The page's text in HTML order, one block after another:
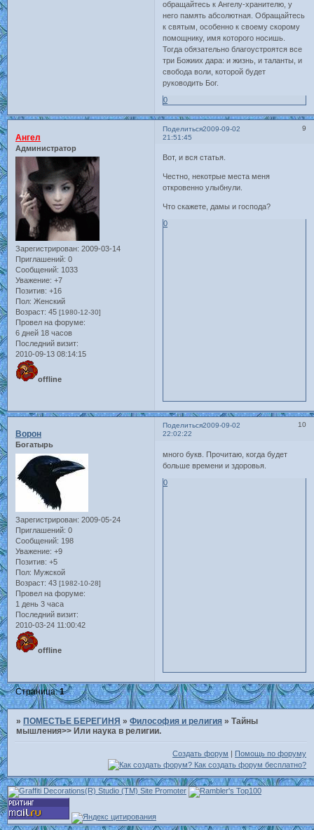
обращайтесь к Ангелу-хранителю, у
него память абсолютная. Обращайтесь
к святым, особенно к своему скорому
помощнику, имя которого носишь.
Тогда обязательно благоустроятся все
три Божиих дара: и жизнь, и таланты, и
свобода воли, которой будет
руководить Бог.
0
Поделиться 9
2009-09-02
21:51:45
Ангел
Администратор
Зарегистрирован: 2009-03-14
Приглашений: 0
Сообщений: 1033
Уважение: +7
Позитив: +16
Пол: Женский
Возраст: 45 [1980-12-30]
Провел на форуме:
6 дней 18 часов
Последний визит:
2010-09-13 08:14:15
offline
Вот, и вся статья.
Честно, некотрые места меня
откровенно улыбнули.
Что скажете, дамы и господа?
0
Поделиться 10
2009-09-02
22:02:22
Ворон
Богатырь
Зарегистрирован: 2009-05-24
Приглашений: 0
Сообщений: 198
Уважение: +9
Позитив: +5
Пол: Мужской
Возраст: 43 [1982-10-28]
Провел на форуме:
1 день 3 часа
Последний визит:
2010-03-24 11:00:42
offline
много букв. Прочитаю, когда будет
больше времени и здоровья.
0
Страница:1
» ПОМЕСТЬЕ БЕРЕГИНЯ »Философия и религия »Тайны
мышления>> Или наука в религии.
Создать форум | Помощь по форуму